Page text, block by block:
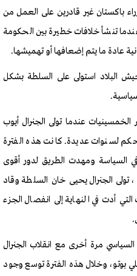
باكستان غير قادرين على العمل من
تنشأ خلافات خطيرة بين الحكومة
عادة ما يتم إضعافها أو تهميشها.
البلاد استولى على السلطة بشكل
عندما تولى الجنرال أيوب
لسنوات عديدة. كانت هذه الفترة
السياسة ومهدت الطريق لدور أقوى
الجنرال يحيى خان السلطة وقاد
أدت في النهاية إلى انفصال الجزء
مرة أخرى مع انقلاب الجنرال
بوتو، وخلال هذه الفترة توسع وجود